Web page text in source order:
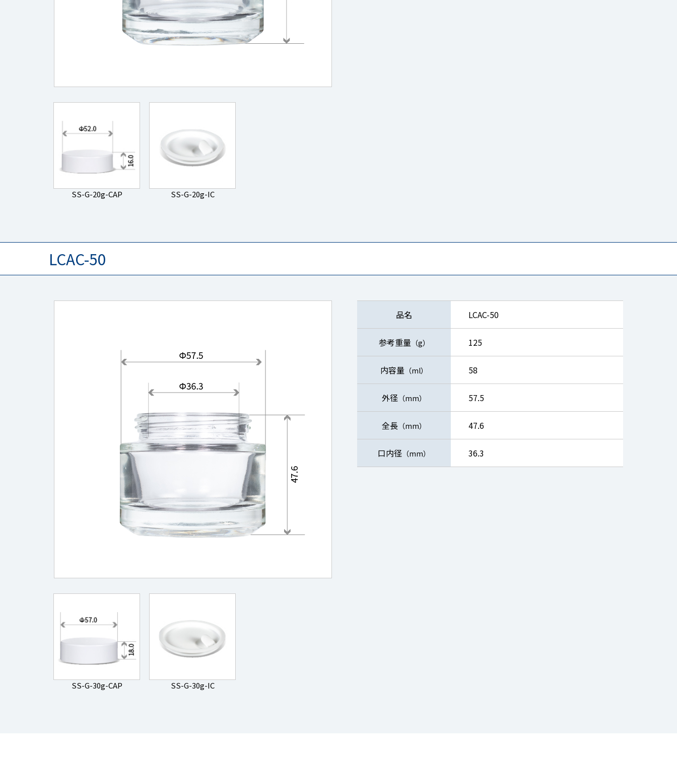
SS-G-20g-CAP SS-G-20g-IC
LCAC-50
品名 LCAC-50
参考重量 （g） 125
内容量 （ml） 58
外径 （mm） 57.5
全長 （mm） 47.6
口内径 （mm） 36.3
SS-G-30g-CAP SS-G-30g-IC